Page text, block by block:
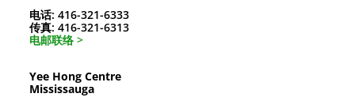
电话: 416-321-6333
传真: 416-321-6313
电邮联络 >
Yee Hong Centre
Mississauga